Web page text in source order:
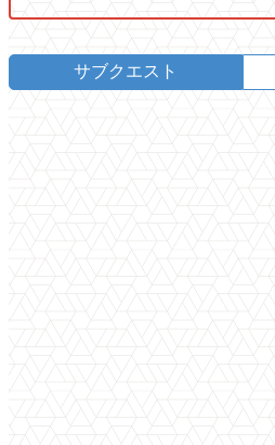
サブクエスト